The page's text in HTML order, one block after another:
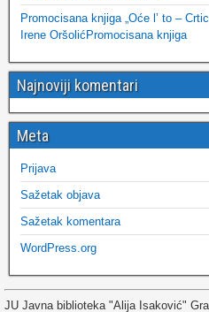
Promocisana knjiga „Oće l’ to –
Irene OršolićPromocisana knjiga
Najnoviji komentari
Meta
Prijava
Sažetak objava
Sažetak komentara
WordPress.org
JU Javna biblioteka "Alija Isaković"